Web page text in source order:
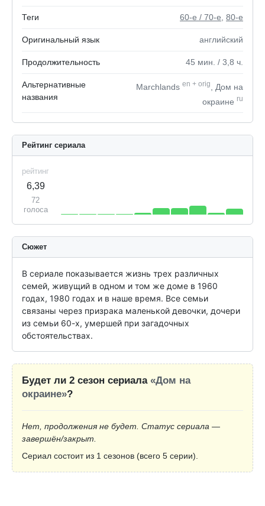
Теги 60-е / 70-е 80-е
Оригинальный язык английский
Продолжительность 45 мин. / 3,8 ч.
Альтернативные
названия
Marchlands en + orig
, Дом на
окраине ru
Рейтинг сериала
рейтинг
6,39
72
голоса
Сюжет
В сериале показывается жизнь трех различных
семей, живущий в одном и том же доме в 1960
годах, 1980 годах и в наше время. Все семьи
связаны через призрака маленькой девочки, дочери
из семьи 60-х, умершей при загадочных
обстоятельствах.
Будет ли 2 сезон сериала «Дом на
окраине»?
Нет, продолжения не будет. Статус сериала —
завершён/закрыт.
Сериал состоит из 1 сезонов (всего 5 серии).